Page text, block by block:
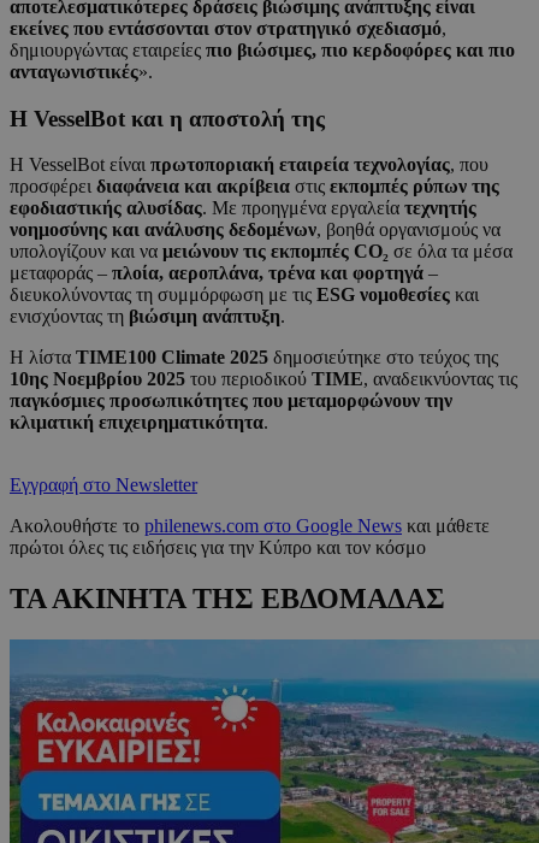
αποτελεσματικότερες δράσεις βιώσιμης ανάπτυξης είναι
εκείνες που εντάσσονται στον στρατηγικό σχεδιασμό,
δημιουργώντας εταιρείες πιο βιώσιμες, πιο κερδοφόρες και πιο
ανταγωνιστικές».
Η VesselBot και η αποστολή της
Η VesselBot είναι πρωτοποριακή εταιρεία τεχνολογίας, που
προσφέρει διαφάνεια και ακρίβεια στις εκπομπές ρύπων της
εφοδιαστικής αλυσίδας. Με προηγμένα εργαλεία τεχνητής
νοημοσύνης και ανάλυσης δεδομένων, βοηθά οργανισμούς να
υπολογίζουν και να μειώνουν τις εκπομπές CO₂ σε όλα τα μέσα
μεταφοράς – πλοία, αεροπλάνα, τρένα και φορτηγά –
διευκολύνοντας τη συμμόρφωση με τις ESG νομοθεσίες και
ενισχύοντας τη βιώσιμη ανάπτυξη.
Η λίστα TIME100 Climate 2025 δημοσιεύτηκε στο τεύχος της
10ης Νοεμβρίου 2025 του περιοδικού TIME, αναδεικνύοντας τις
παγκόσμιες προσωπικότητες που μεταμορφώνουν την
κλιματική επιχειρηματικότητα.
Εγγραφή στο Newsletter
Ακολουθήστε το philenews.com στο Google News και μάθετε
πρώτοι όλες τις ειδήσεις για την Κύπρο και τον κόσμο
ΤΑ ΑΚΙΝΗΤΑ ΤΗΣ ΕΒΔΟΜΑΔΑΣ